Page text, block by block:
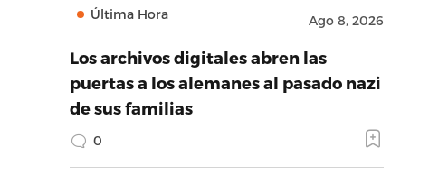
Última Hora Ago 8, 2026
Los archivos digitales abren las
puertas a los alemanes al pasado nazi
de sus familias
0